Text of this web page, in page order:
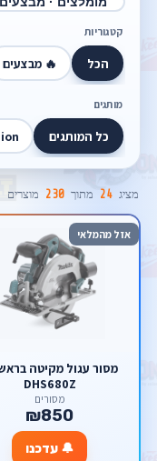
קטגוריות
הכל 🔥 מבצעים
מותגים
כל המותגים
מציג 24 מתוך 230 מוצרים
אזל מהמלאי
מסור עגול מקיטה
DHS680Z
מסורים
₪850
🔔 עדכנו